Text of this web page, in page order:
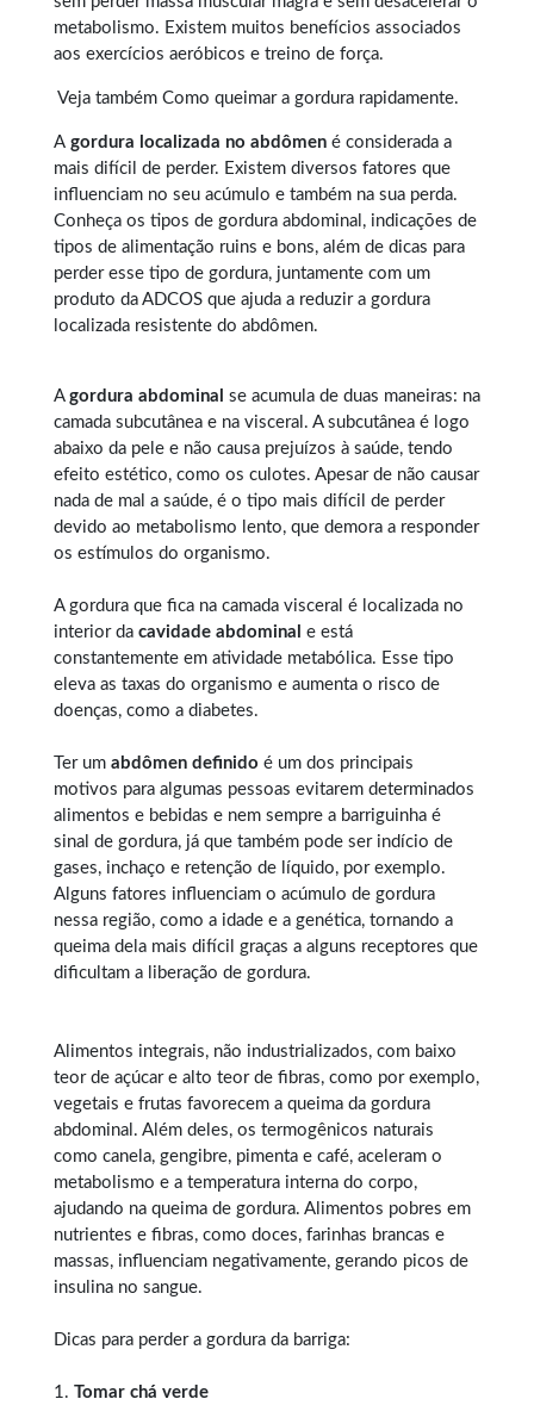
metabolismo. Existem muitos benefícios associados
aos exercícios aeróbicos e treino de força.
Veja também Como queimar a gordura rapidamente.
A gordura localizada no abdômen é considerada a
mais difícil de perder. Existem diversos fatores que
influenciam no seu acúmulo e também na sua perda.
Conheça os tipos de gordura abdominal , indicações de
tipos de alimentação ruins e bons, além de dicas para
perder esse tipo de gordura, juntamente com um
produto da ADCOS que ajuda a reduzir a gordura
localizada resistente do abdômen.
A gordura abdominal se acumula de duas maneiras: na
camada subcutânea e na visceral. A subcutânea é logo
abaixo da pele e não causa prejuízos à saúde, tendo
efeito estético, como os culotes. Apesar de não causar
nada de mal a saúde, é o tipo mais difícil de perder
devido ao metabolismo lento, que demora a responder
os estímulos do organismo.
A gordura que fica na camada visceral é localizada no
interior da cavidade abdominal e está
constantemente em atividade metabólica. Esse tipo
eleva as taxas do organismo e aumenta o risco de
doenças, como a diabetes.
Ter um abdômen definido é um dos principais
motivos para algumas pessoas evitarem determinados
alimentos e bebidas e nem sempre a barriguinha é
sinal de gordura, já que também pode ser indício de
gases, inchaço e retenção de líquido, por exemplo.
Alguns fatores influenciam o acúmulo de gordura
nessa região, como a idade e a genética, tornando a
queima dela mais difícil graças a alguns receptores que
dificultam a liberação de gordura.
Alimentos integrais, não industrializados, com baixo
teor de açúcar e alto teor de fibras, como por exemplo,
vegetais e frutas favorecem a queima da gordura
abdominal. Além deles, os termogênicos naturais
como canela, gengibre, pimenta e café, aceleram o
metabolismo e a temperatura interna do corpo,
ajudando na queima de gordura. Alimentos pobres em
nutrientes e fibras, como doces, farinhas brancas e
massas, influenciam negativamente, gerando picos de
insulina no sangue.
Dicas para perder a gordura da barriga:
1. Tomar chá verde